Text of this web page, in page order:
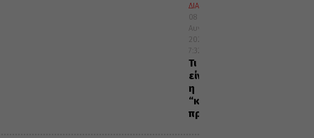
ΔΙΑΦΟΡΑ
08
Αυγούστου
2026
7:32
Τι
είναι
η
“καρδιακή”
προσευχή